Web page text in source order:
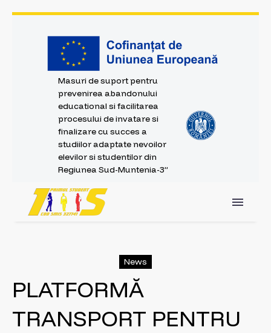
Masuri de suport pentru
prevenirea abandonului
educational si facilitarea
procesului de invatare si
finalizare cu succes a
studiilor adaptate nevoilor
elevilor si studentilor din
Regiunea Sud-Muntenia-3”
News
PLATFORMĂ
TRANSPORT PENTRU